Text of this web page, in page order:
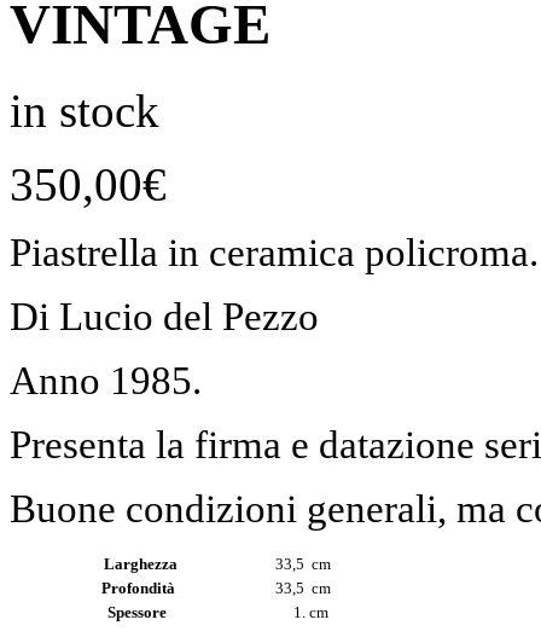
VINTAGE
in stock
350,00€
Piastrella in ceramica policroma.
Di Lucio del Pezzo
Anno 1985.
Presenta la firma e datazione
Buone condizioni generali, ma
Larghezza
33,5 cm
Profondità
33,5 cm
Spessore
1. cm